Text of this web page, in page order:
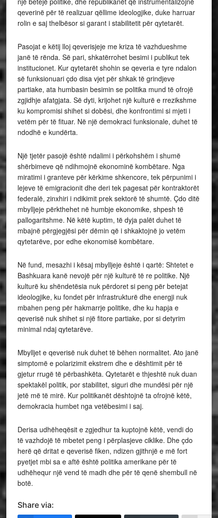
qeverinë për të realizuar qëllime ideologjike, duke harruar
rolin e saj thelbësor si garant i stabilitetit për qytetarët.
Pasojat e këtij lloj qeverisjeje me kriza të vazhdueshme
janë të rënda. Së pari, shkatërrohet besimi i publikut tek
institucionet. Kur qytetarët shohin se qeveria e tyre ndalon
së funksionuari çdo disa vjet për shkak të grindjeve
partiake, ata humbasin besimin se politika mund të ofrojë
zgjidhje afatgjata. Së dyti, krijohet një kulturë e rrezikshme
ku kompromisi shihet si dobësi, dhe konfrontimi si mjeti i
vetëm për të fituar. Në një demokraci funksionale, duhet të
ndodhë e kundërta.
Një tjetër pasojë është ndalimi i përkohshëm i shumë
shërbimeve që ndihmojnë ekonominë kombëtare. Nga
miratimi i granteve për kërkime shkencore, tek përpunimi i
lejeve të emigracionit dhe deri tek pagesat për kontraktorët
federalë, zinxhiri i ndikimit prek sektorë të shumtë. Çdo ditë
mbylljeje përkthehet në humbje ekonomike, shpesh të
pallogaritshme. Në këtë kuptim, të dyja palët duhet të
mbajnë përgjegjësi për dëmin që i shkaktojnë jo vetëm
qytetarëve, por edhe ekonomisë kombëtare.
Në fund, mesazhi i kësaj mbylljeje është i qartë: Shtetet e
Bashkuara kanë nevojë për një kulturë të re politike. Një
kulturë ku shëndetësia nuk përdoret si peng për betejat
ideologjike, ku fondet për infrastrukturë dhe energji nuk
mbahen peng për hakmarrje politike, dhe ku hapja e
qeverisë nuk shihet si një fitore partiake, por si detyrim
minimal ndaj qytetarëve.
Mbylljet e qeverisë nuk duhet të bëhen normalitet. Ato janë
simptomë e polarizimit ekstrem dhe e dështimit për të
gjetur rrugë të përbashkëta. Qytetarët e thjeshtë nuk duan
spektakël politik, por stabilitet, siguri dhe mundësi për një
jetë më të mirë. Kur politikanët dështojnë ta ofrojnë këtë,
demokracia humbet nga vetëbesimi i saj.
Derisa udhëheqësit e zgjedhur ta kuptojnë këtë, vendi do
të vazhdojë të mbetet peng i përplasjeve ciklike. Dhe çdo
herë që dritat e qeverisë fiken, ndizen gjithnjë e më fort
pyetjet mbi sa e aftë është politika amerikane për të
udhëhequr një vend të madh dhe për të qenë shembull në
botë.
Share via: